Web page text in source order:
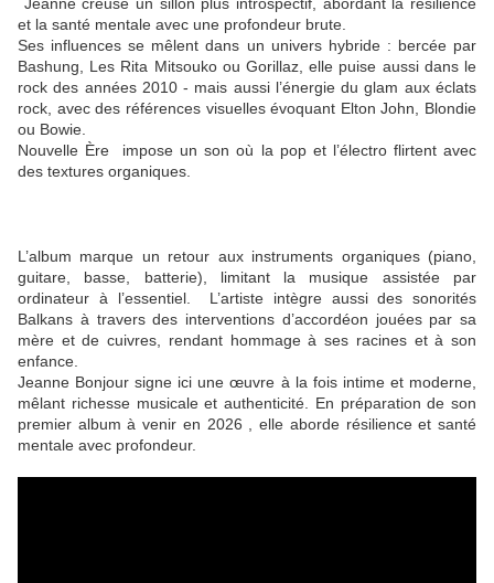
et la santé mentale avec une profondeur brute.
Ses influences se mêlent dans un univers hybride : bercée par
Bashung, Les Rita Mitsouko ou Gorillaz, elle puise aussi dans le
rock des années 2010 - mais aussi l’énergie du glam aux éclats
rock, avec des références visuelles évoquant Elton John, Blondie
ou Bowie.
Nouvelle Ère impose un son où la pop et l’électro flirtent avec
des textures organiques.
L’album marque un retour aux instruments organiques (piano,
guitare, basse, batterie), limitant la musique assistée par
ordinateur à l’essentiel. L’artiste intègre aussi des sonorités
Balkans à travers des interventions d’accordéon jouées par sa
mère et de cuivres, rendant hommage à ses racines et à son
enfance.
Jeanne Bonjour signe ici une œuvre à la fois intime et moderne,
mêlant richesse musicale et authenticité. En préparation de son
premier album à venir en 2026 , elle aborde résilience et santé
mentale avec profondeur.